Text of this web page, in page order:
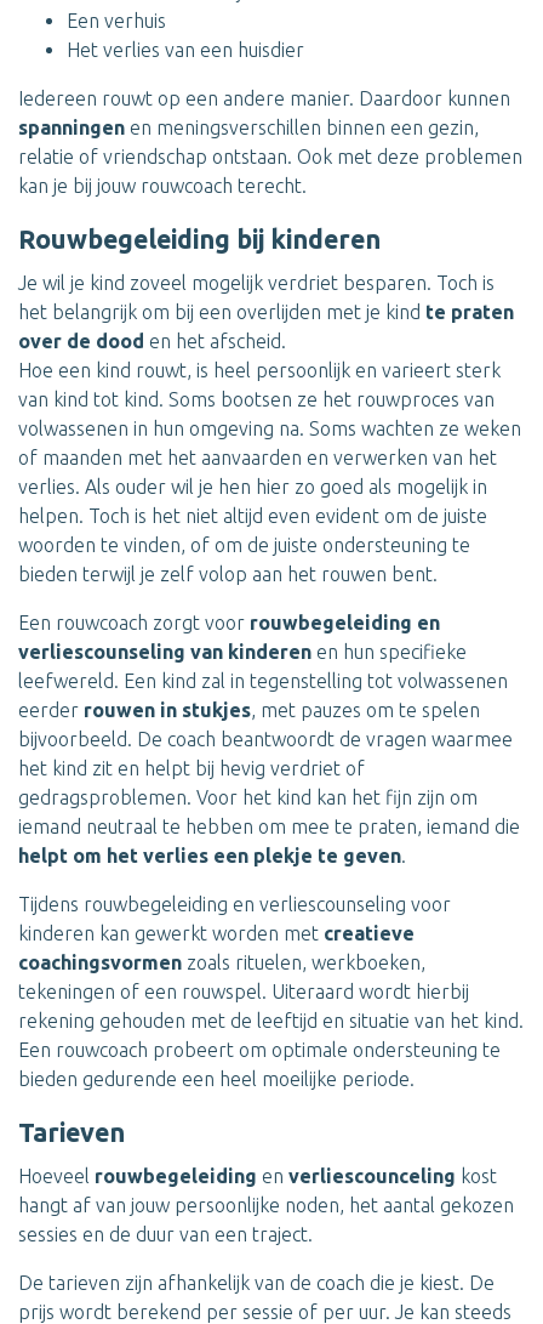
Een verhuis
Het verlies van een huisdier
Iedereen rouwt op een andere manier. Daardoor kunnen
spanningen en meningsverschillen binnen een gezin,
relatie of vriendschap ontstaan. Ook met deze problemen
kan je bij jouw rouwcoach terecht.
Rouwbegeleiding bij kinderen
Je wil je kind zoveel mogelijk verdriet besparen. Toch is
het belangrijk om bij een overlijden met je kind te praten
over de dood en het afscheid.
Hoe een kind rouwt, is heel persoonlijk en varieert sterk
van kind tot kind. Soms bootsen ze het rouwproces van
volwassenen in hun omgeving na. Soms wachten ze weken
of maanden met het aanvaarden en verwerken van het
verlies. Als ouder wil je hen hier zo goed als mogelijk in
helpen. Toch is het niet altijd even evident om de juiste
woorden te vinden, of om de juiste ondersteuning te
bieden terwijl je zelf volop aan het rouwen bent.
Een rouwcoach zorgt voor rouwbegeleiding en
verliescounseling van kinderen en hun specifieke
leefwereld. Een kind zal in tegenstelling tot volwassenen
eerder rouwen in stukjes, met pauzes om te spelen
bijvoorbeeld. De coach beantwoordt de vragen waarmee
het kind zit en helpt bij hevig verdriet of
gedragsproblemen. Voor het kind kan het fijn zijn om
iemand neutraal te hebben om mee te praten, iemand die
helpt om het verlies een plekje te geven.
Tijdens rouwbegeleiding en verliescounseling voor
kinderen kan gewerkt worden met creatieve
coachingsvormen zoals rituelen, werkboeken,
tekeningen of een rouwspel. Uiteraard wordt hierbij
rekening gehouden met de leeftijd en situatie van het kind.
Een rouwcoach probeert om optimale ondersteuning te
bieden gedurende een heel moeilijke periode.
Tarieven
Hoeveel rouwbegeleiding en verliescounceling kost
hangt af van jouw persoonlijke noden, het aantal gekozen
sessies en de duur van een traject.
De tarieven zijn afhankelijk van de coach die je kiest. De
prijs wordt berekend per sessie of per uur. Je kan steeds